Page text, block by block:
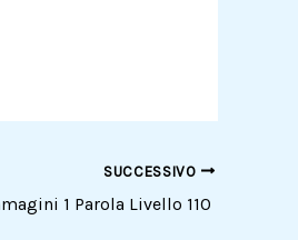
SUCCESSIVO
1 Parola Livello 110